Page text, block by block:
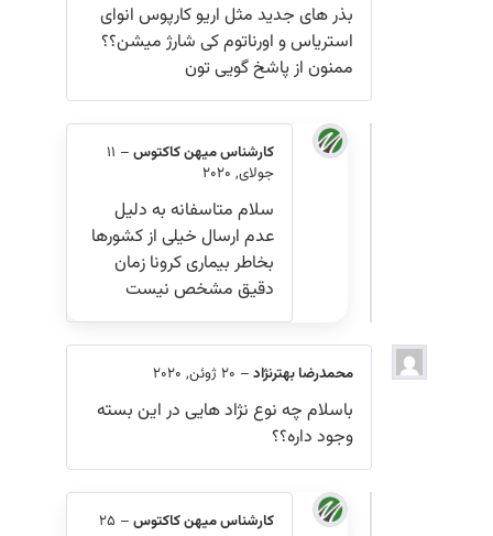
بذر های جدید مثل اریو کارپوس انوای
استریاس و اورناتوم کی شارژ میشن؟؟
ممنون از پاشخ گویی تون
کارشناس میهن کاکتوس–
11
جولای, 2020
سلام متاسفانه به دلیل
عدم ارسال خیلی از کشورها
بخاطر بیماری کرونا زمان
دقیق مشخص نیست
محمدرضا بهترنژاد–20 ژوئن, 2020
باسلام چه نوع نژاد هایی در این بسته
وجود داره؟؟
کارشناس میهن کاکتوس–
25